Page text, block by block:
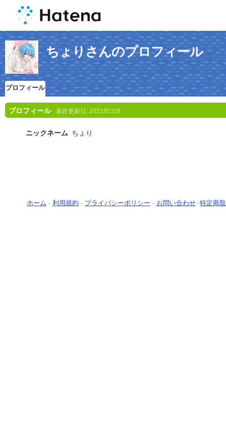
ちょりさんのプロフィール
プロフィール
プロフィール 最終更新日: 2021/01/28
ニックネーム ちょり
ホーム - 利用規約 - プライバシーポリシー - お問い合わせ- 特定商